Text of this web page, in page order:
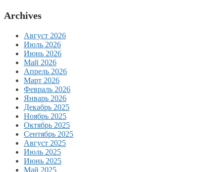
Archives
Август 2026
Июль 2026
Июнь 2026
Май 2026
Апрель 2026
Март 2026
Февраль 2026
Январь 2026
Декабрь 2025
Ноябрь 2025
Октябрь 2025
Сентябрь 2025
Август 2025
Июль 2025
Июнь 2025
Май 2025